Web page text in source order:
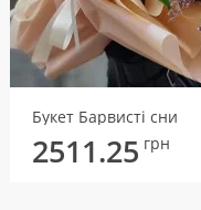
Букет Барвисті сни
2511.25 грн